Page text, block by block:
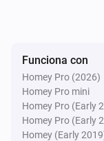
AC
Está
Zones
Está
Funciona con
Homey Pro (2026)
Homey Pro mini
Homey Pro (Early
Homey Pro (Early
Homey (Early